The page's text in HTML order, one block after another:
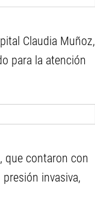
Claudia Muñoz,
para la atención
que contaron con
invasiva,